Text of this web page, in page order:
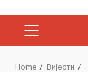
PRIMARY
Home
Вијести